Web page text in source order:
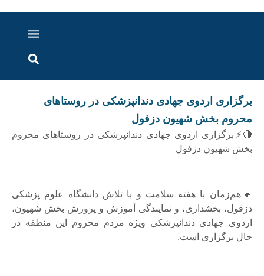
برگزاری اردوی جهادی دندانپزشکی در روستاهای
محروم بخش شهیون دزفول
🔴⚡برگزاری اردوی جهادی دندانپزشکی در روستاهای محروم
بخش شهیون دزفول
🔸هم‌زمان با هفته سلامت و با تلاش دانشگاه علوم پزشکی
دزفول، بخشداری، و نمایندگی آموزش و پرورش بخش شهیون،
اردوی جهادی دندانپزشکی ویژه مردم محروم این منطقه در
حال برگزاری است.